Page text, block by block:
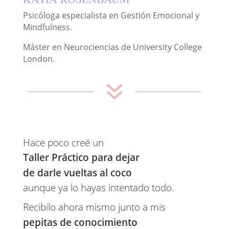
Psicóloga especialista en Gestión Emocional y
Mindfulness.
Máster en Neurociencias de University College
London.
7
Hace poco creé un
Taller Práctico para dejar
de darle vueltas al coco
aunque ya lo hayas intentado todo.
Recibilo ahora mismo junto a mis
pepitas de conocimiento